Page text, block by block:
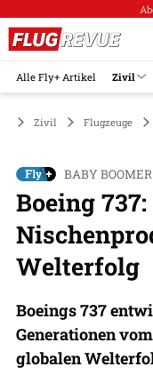
Alle Fly+ Artikel Zivil
Zivil Flugzeuge
BABY BOOMER
Boeing
Welterfolg
Boeings 737
Generationen
globalen